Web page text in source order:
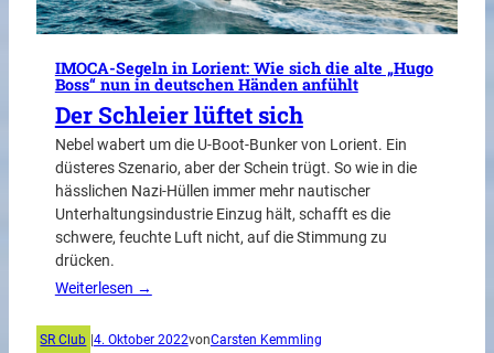
IMOCA-Segeln in Lorient: Wie sich die alte „Hugo
Boss“ nun in deutschen Händen anfühlt
Der Schleier lüftet sich
Nebel wabert um die U-Boot-Bunker von Lorient. Ein
düsteres Szenario, aber der Schein trügt. So wie in die
hässlichen Nazi-Hüllen immer mehr nautischer
Unterhaltungsindustrie Einzug hält, schafft es die
schwere, feuchte Luft nicht, auf die Stimmung zu
drücken.
Weiterlesen →
SR Club |4. Oktober 2022vonCarsten Kemmling